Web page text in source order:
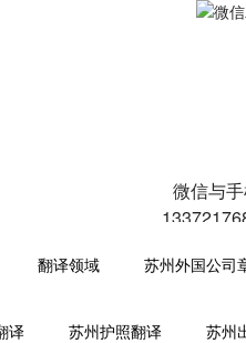
微信与
翻译领域 苏州外国公司
译 苏州护照翻译 苏州